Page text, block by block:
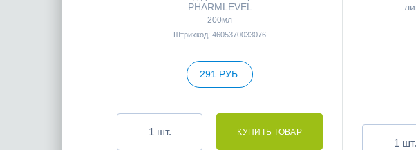
PHARMLEVEL
200мл
Штрихкод: 4605370033076
291 РУБ.
шт.
шт.